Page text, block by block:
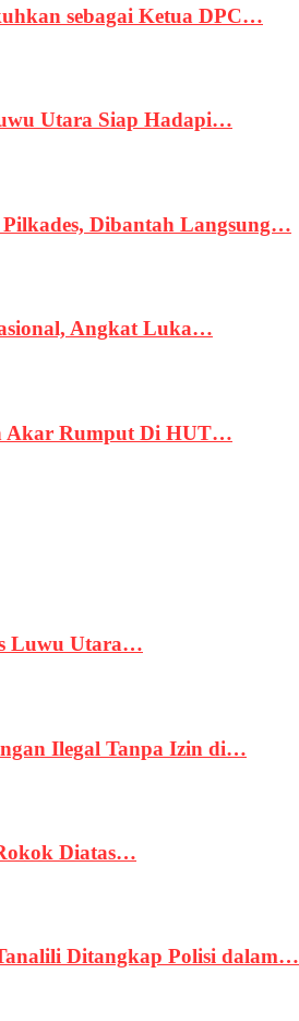
sebagai Ketua DPC…
Utara Siap Hadapi…
Dibantah Langsung…
Angkat Luka…
Akar Rumput Di HUT…
Luwu Utara…
Ilegal Tanpa Izin di…
Diatas…
Ditangkap Polisi dalam…